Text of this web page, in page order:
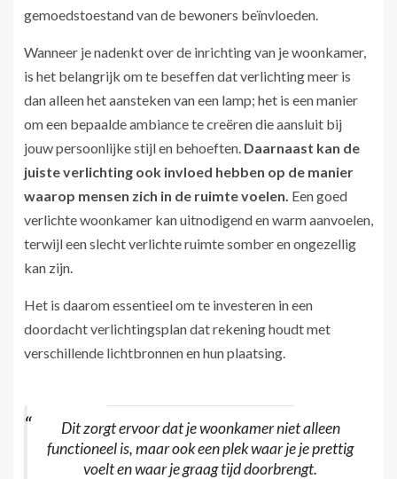
gemoedstoestand van de bewoners beïnvloeden.
Wanneer je nadenkt over de inrichting van je woonkamer,
is het belangrijk om te beseffen dat verlichting meer is
dan alleen het aansteken van een lamp; het is een manier
om een bepaalde ambiance te creëren die aansluit bij
jouw persoonlijke stijl en behoeften. Daarnaast kan de
juiste verlichting ook invloed hebben op de manier
waarop mensen zich in de ruimte voelen. Een goed
verlichte woonkamer kan uitnodigend en warm aanvoelen,
terwijl een slecht verlichte ruimte somber en ongezellig
kan zijn.
Het is daarom essentieel om te investeren in een
doordacht verlichtingsplan dat rekening houdt met
verschillende lichtbronnen en hun plaatsing.
Dit zorgt ervoor dat je woonkamer niet alleen
functioneel is, maar ook een plek waar je je prettig
voelt en waar je graag tijd doorbrengt.